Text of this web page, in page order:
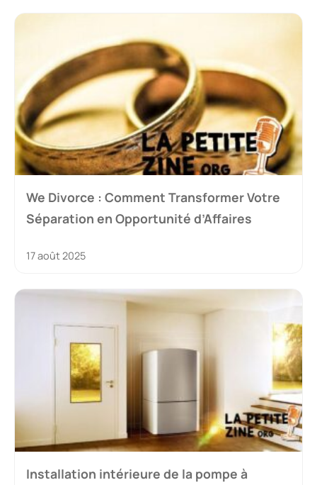
We Divorce : Comment Transformer Votre
Séparation en Opportunité d’Affaires
17 août 2025
Installation intérieure de la pompe à